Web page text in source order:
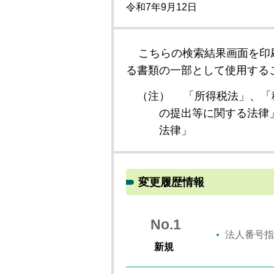
令和7年9月12日
こちらの検索結果画面を
る書類の一部として使用する
（注）
「所得税法」、
の提出等に関する法律
法律」
変更履歴情報
No.1
新規
法人番号